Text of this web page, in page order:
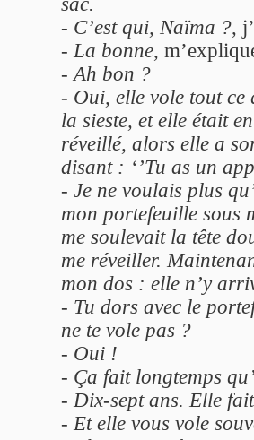
- C’est qui, Naïma ?,
- La bonne,
- Ah bon ?
- Oui, elle vole tout ce
la sieste, et elle était
réveillé, alors elle a
disant : ‘’Tu as un
- Je ne voulais plus
mon portefeuille sous
me soulevait la tête
me réveiller.
mon dos : elle n’y
- Tu dors avec le
ne te vole pas ?
- Oui !
- Ça fait longtemps
- Dix-sept ans. Elle
- Et elle vous vole